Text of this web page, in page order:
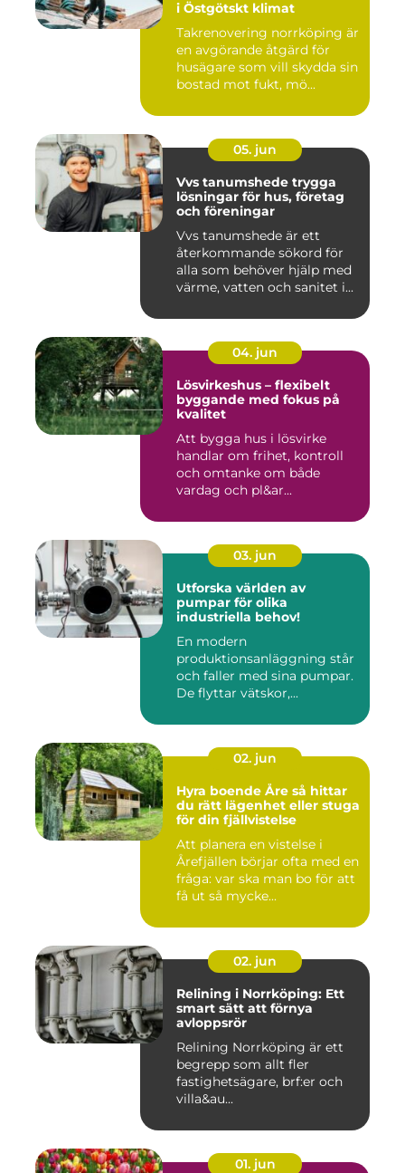
i Östgötskt klimat
Takrenovering norrköping är
en avgörande åtgärd för
husägare som vill skydda sin
bostad mot fukt, mö...
05. jun
Vvs tanumshede trygga
lösningar för hus, företag
och föreningar
Vvs tanumshede är ett
återkommande sökord för
alla som behöver hjälp med
värme, vatten och sanitet i...
04. jun
Lösvirkeshus – flexibelt
byggande med fokus på
kvalitet
Att bygga hus i lösvirke
handlar om frihet, kontroll
och omtanke om både
vardag och pl&ar...
03. jun
Utforska världen av
pumpar för olika
industriella behov!
En modern
produktionsanläggning står
och faller med sina pumpar.
De flyttar vätskor,...
02. jun
Hyra boende Åre så hittar
du rätt lägenhet eller stuga
för din fjällvistelse
Att planera en vistelse i
Årefjällen börjar ofta med en
fråga: var ska man bo för att
få ut så mycke...
02. jun
Relining i Norrköping: Ett
smart sätt att förnya
avloppsrör
Relining Norrköping är ett
begrepp som allt fler
fastighetsägare, brf:er och
villa&au...
01. jun